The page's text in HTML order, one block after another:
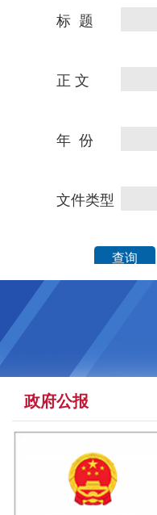
标 题
正 文
年 份
文件类型
查询
政府公报